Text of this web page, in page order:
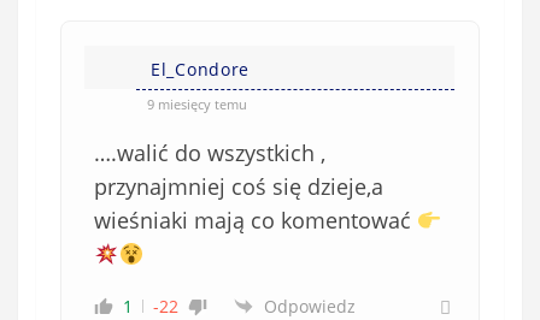
El_Condore
9 miesięcy temu
….walić do wszystkich ,
przynajmniej coś się dzieje,a
wieśniaki mają co komentować
1 -22 Odpowiedz